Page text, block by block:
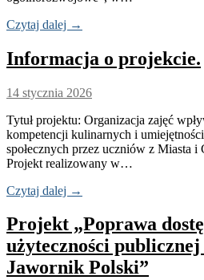
Czytaj dalej →
Informacja o projekcie.
14 stycznia 2026
Tytuł projektu: Organizacja zajęć
kompetencji kulinarnych i
społecznych przez uczniów z Miasta
Projekt realizowany w…
Czytaj dalej →
Projekt „Poprawa
użyteczności
Jawornik Polski”